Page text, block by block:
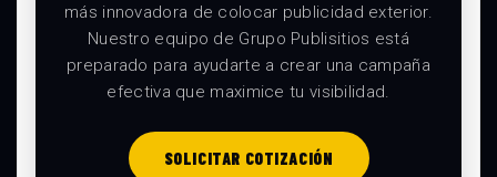
más innovadora de colocar publicidad exterior.
Nuestro equipo de Grupo Publisitios está
preparado para ayudarte a crear una campaña
efectiva que maximice tu visibilidad.
SOLICITAR COTIZACIÓN